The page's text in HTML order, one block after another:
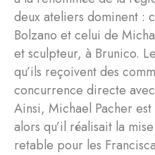
deux ateliers dominent :
Bolzano et celui de
et sculpteur, à Brunico.
qu’ils reçoivent des
concurrence directe
Ainsi, Michael Pacher
alors qu’il réalisait la
retable pour les